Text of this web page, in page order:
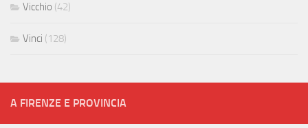
Vicchio (42)
Vinci (128)
A FIRENZE E PROVINCIA